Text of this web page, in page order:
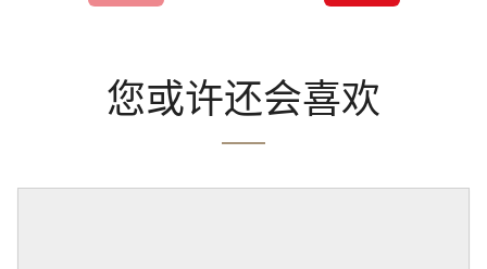
您或许还会喜欢